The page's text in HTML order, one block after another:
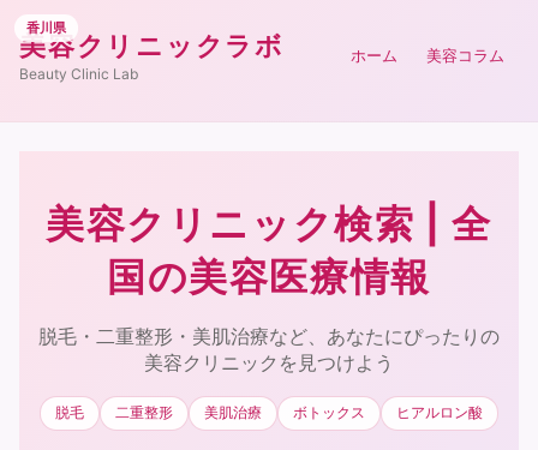
美容クリニックラボ
Beauty Clinic Lab
ホーム 美容コラム
美容クリニック検索 | 全
国の美容医療情報
脱毛・二重整形・美肌治療など、あなたにぴったりの
美容クリニックを見つけよう
脱毛 二重整形 美肌治療 ボトックス ヒアルロン酸
香川県